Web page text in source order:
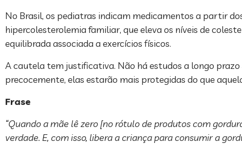
No Brasil, os pediatras indicam medicamentos a partir
hipercolesterolemia familiar, que eleva os níveis de
equilibrada associada a exercícios físicos.
A cautela tem justificativa. Não há estudos a longo
precocemente, elas estarão mais protegidas do que
Frase
“Quando a mãe lê zero [no rótulo de produtos com
verdade. E, com isso, libera a criança para consumir a